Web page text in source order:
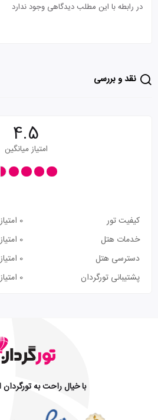
در رابطه با این مطلب دیدگاهی وجود ندارد
نقد و بررسی
4.5
امتیاز میانگین
کیفیت تور 0 امتیاز
خدمات هتل
0 امتیاز
دسترسی هتل
0 امتیاز
پشتیبانی تورگردان
0 امتیاز
با خیال راحت به تورگردان